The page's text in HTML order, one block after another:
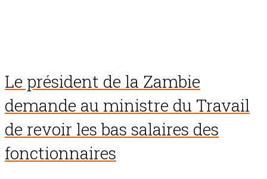
Le président de la Zambie
demande au ministre du Travail
de revoir les bas salaires des
fonctionnaires